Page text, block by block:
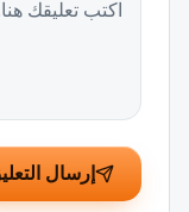
إرسال